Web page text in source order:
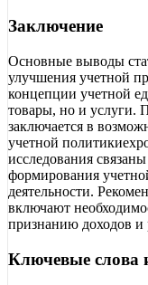
Заключение
Основные выводы
улучшения учетной
концепции учетной
товары, но и услуги.
заключается в
учетной
исследования
формирования
деятельности.
включают
признанию доходов и
Ключевые слова